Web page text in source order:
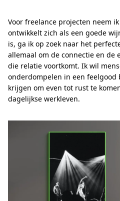
Voor freelance projecten neem
ontwikkelt zich als een goede
is, ga ik op zoek naar het
allemaal om de connectie en de
die relatie voortkomt. Ik wil
onderdompelen in een feelgood
krijgen om even tot rust te
dagelijkse werkleven.